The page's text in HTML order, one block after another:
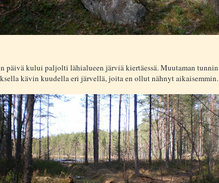
päivä kului paljolti lähialueen järviä kiertäessä. Muutaman tunnin
kävin kuudella eri järvellä, joita en ollut nähnyt aikaisemmin.